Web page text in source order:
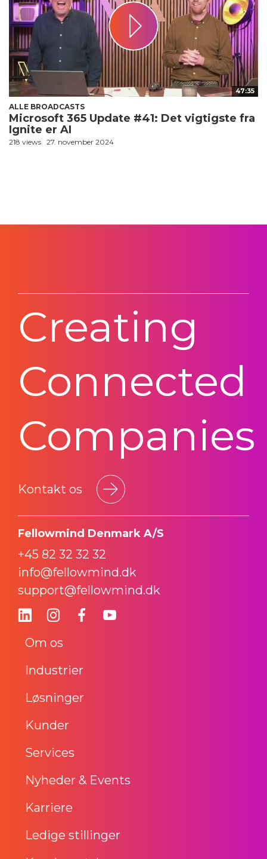
47:35
ALLE BROADCASTS
Microsoft 365 Update #41: Det vigtigste fra
Ignite er AI
218 views 27. november 2024
Creating
Connected
Companies
Kontakt os
Fellowmind Denmark A/S
+45 82 32 32 32
info@fellowmind.dk
support@fellowmind.dk
Om os
Industrier
Løsninger
Kunder
Services
Nyheder & Events
Karriere
Ledige stillinger